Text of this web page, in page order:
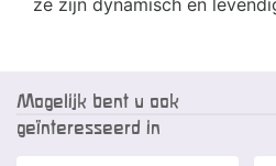
Mogelijk bent u ook
geïnteresseerd in